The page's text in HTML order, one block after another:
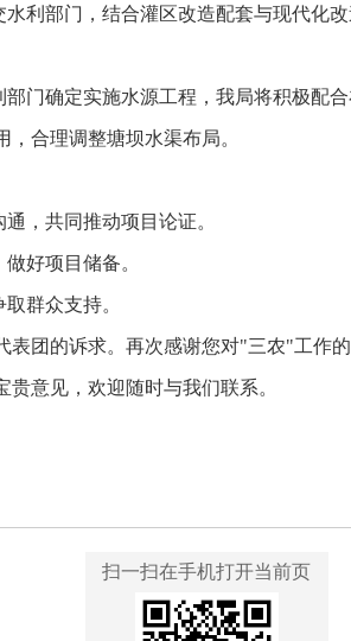
利部门，结合灌区改造配套与现代化
门确定实施水源工程，我局将积极配
合理调整塘坝水渠布局。
，共同推动项目论证。
做好项目储备。
取群众支持。
表团的诉求。再次感谢您对"三农"工作
意见，欢迎随时与我们联系。
扫一扫在手机打开当前页